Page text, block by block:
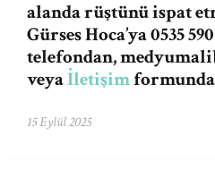
alanda rüştünü ispat
Gürses Hoca’ya 0535
telefondan,
veyaİletişim
15 Eylül 2025